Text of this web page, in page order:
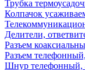
Трубка
Колпачок
Делители,
Разъем
Разъем
Шнур телефонный,